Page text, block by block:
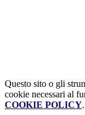
Questo sito o gli
cookie necessari al
COOKIE POLICY.